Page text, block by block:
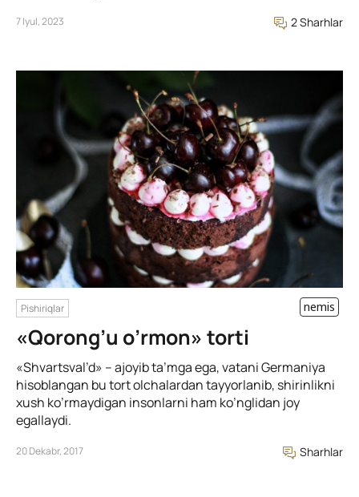
7 Iyul, 2023 2 Sharhlar
Pishiriqlar nemis
«Qorong’u o’rmon» torti
«Shvartsval’d» – ajoyib ta’mga ega, vatani Germaniya
hisoblangan bu tort olchalardan tayyorlanib, shirinlikni
xush ko’rmaydigan insonlarni ham ko’nglidan joy
egallaydi.
20 Dekabr, 2017 Sharhlar